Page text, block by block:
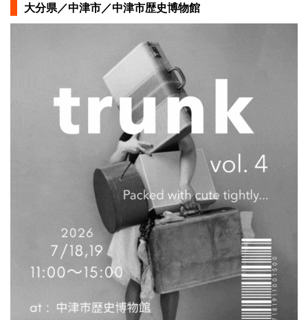
大分県／中津市／中津市歴史博物館